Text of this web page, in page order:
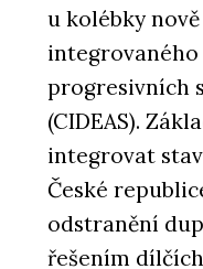
u kolébky
progresivních
(CIDEAS).
integrovat
České
odstranění
řešením